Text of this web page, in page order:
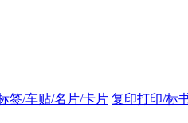
签/车贴/名片/卡片 复印打印/标